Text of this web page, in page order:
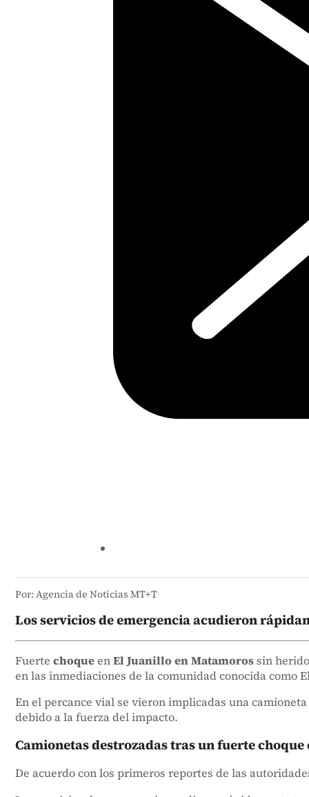
Por: Agencia de Noticias MT+T
Los servicios de emergencia acudieron
Fuerte choqueenEl Juanillo en Matamorossin
en las inmediaciones de la comunidad conocida como
En el percance vial se vieron implicadas una
debido a la fuerza del impacto.
Camionetas destrozadas tras un fuerte
De acuerdo con los primeros reportes de las